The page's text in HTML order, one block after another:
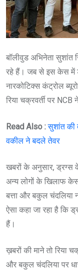
बॉलीवुड अभिनेता सुशांत
रहे हैं। जब से इस केस में
नारकोटिक्स कंट्रोल
रिया चक्रवर्ती पर
Read Also :सुशांत की
वकील ने बदले तेवर
खबरों के अनुसार, ड्रग्स
अन्य लोगों के खिलाफ
बत्ता और बकुल चंदलिया
ऐसा कहा जा रहा है कि
हैं।
ख़बरों की माने तो रिया
और बकुल चंदलिया पर